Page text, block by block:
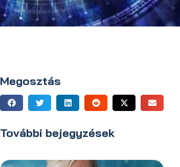
Megosztás
További bejegyzések